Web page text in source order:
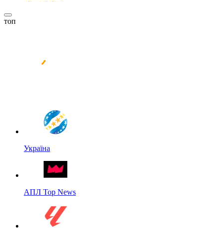
топ
Україна
АПЛ Top News